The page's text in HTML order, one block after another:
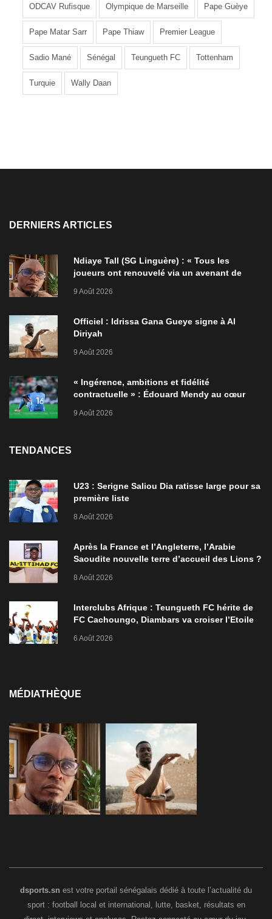
ODCAV Rufisque Olympique de Marseille Pape Guèye
Pape Matar Sarr Pape Thiaw Premier League
Sadio Mané Sénégal Teungueth FC Tottenham
Turquie Wally Daan
DERNIERS ARTICLES
Ndiaye Tall (SG Linguère) : « Tous les
joueurs ont renouvelé via un avenant de
9 Août 2026
Officiel : Idrissa Gana Gueye signe à Al
Diriyah
9 Août 2026
« Ingérence, ambitions et fidélité
contractuelle » : Édouard Mendy au cœur
9 Août 2026
TENDANCES
U23 : Serigne Saliou Dia ratisse large pour sa
première liste
8 Août 2026
Après la France et l’Angleterre, l’Arabie
Saoudite nouvelle terre d’accueil des Lions ?
8 Août 2026
Interclubs Afrique : Teungueth FC hérite de
FC Cachoungo, Diambars va croiser l’Etoile
6 Août 2026
MÉDIATHÈQUE
dsports.sn est votre portail sénégalais dédié à toute l’actualité du
sport : football local et international, lutte, basket, résultats en